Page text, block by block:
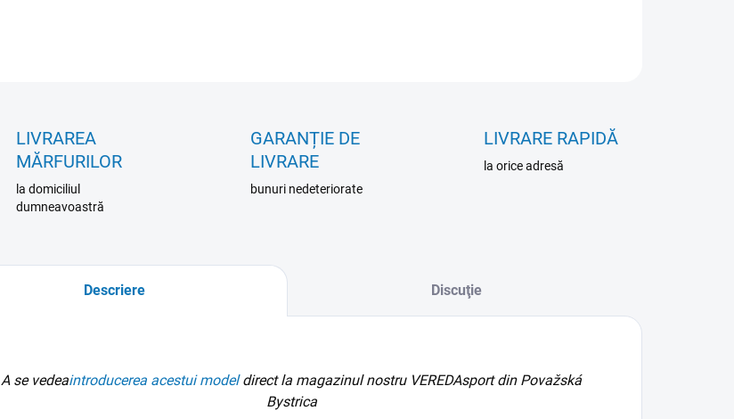
LIVRAREA
MĂRFURILOR
la domiciliul
dumneavoastră
GARANȚIE DE
LIVRARE
bunuri nedeteriorate
LIVRARE RAPIDĂ
la orice adresă
Descriere Discuţie
A se vedeaintroducerea acestui modeldirect la magazinul nostru VEREDAsport din Považská
Bystrica